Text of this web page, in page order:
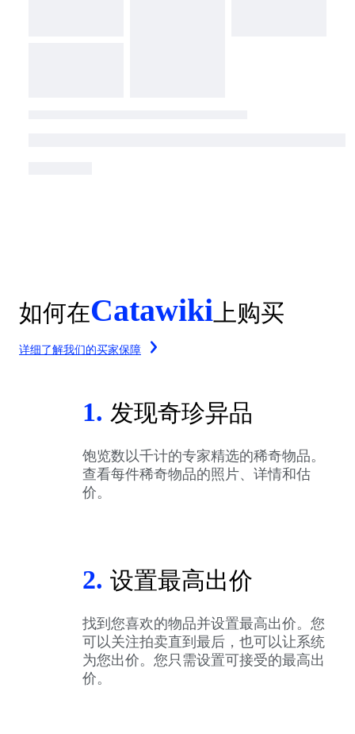
如何在Catawiki 上购买
详细了解我们的买家保障
1. 发现奇珍异品
饱览数以千计的专家精选的稀奇物品。
查看每件稀奇物品的照片、详情和估
价。
2. 设置最高出价
找到您喜欢的物品并设置最高出价。您
可以关注拍卖直到最后，也可以让系统
为您出价。您只需设置可接受的最高出
价。